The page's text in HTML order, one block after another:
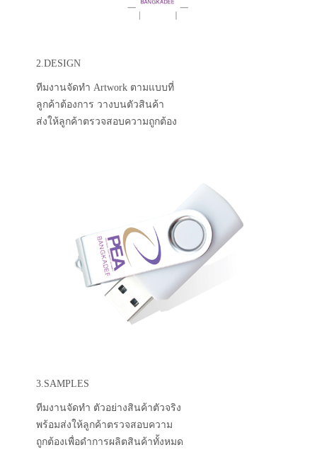
2.DESIGN
ทีมงานจัดทำ Artwork ตามแบบที่
ลูกค้าต้องการ วางบนตัวสินค้า
ส่งให้ลูกค้าตรวจสอบความถูกต้อง
3.SAMPLES
ทีมงานจัดทำ ตัวอย่างสินค้าตัวจริง
พร้อมส่งให้ลูกค้าตรวจสอบความ
ถูกต้องเพื่อดำการผลิตสินค้าทั้งหมด